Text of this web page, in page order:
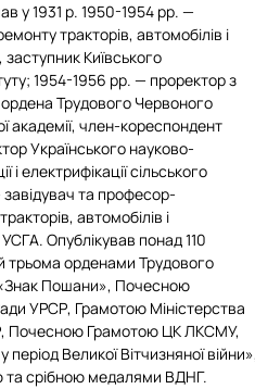
у 1931 р. 1950-1954 рр. —
тракторів, автомобілів і
Київського
1954-1956 рр. — проректор з
ордена Трудового Червоного
академії, член-кореспондент
Українського науково-
і електрифікації сільського
та професор-
автомобілів і
Опублікував понад 110
трьома орденами Трудового
Пошани», Почесною
УРСР, Грамотою Міністерства
Почесною Грамотою ЦК ЛКСМУ,
Великої Вітчизняної
срібною медалями ВДНГ.